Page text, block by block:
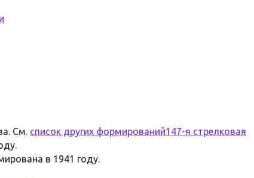
См. список других формирований147-я стрелковая
в 1941 году.